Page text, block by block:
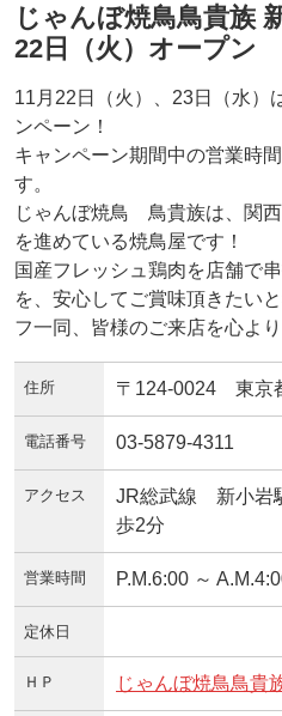
じゃんぼ焼鳥鳥貴族
22日（火）オープン
11月22日（火）、23日（水）
ンペーン！
キャンペーン期間中の営業時
す。
じゃんぼ焼鳥 鳥貴族は、関
を進めている焼鳥屋です！
国産フレッシュ鶏肉を店舗で
を、安心してご賞味頂きた
フ一同、皆様のご来店を心よ
住所 〒124-0024 東京
電話番号 03-5879-4311
アクセス
JR総武線 新小
歩2分
営業時間 P.M.6:00 ～
定休日
ＨＰ じゃんぼ焼鳥鳥貴